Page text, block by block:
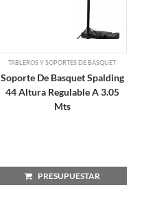
TABLEROS Y SOPORTES DE BASQUET
Soporte De Basquet Spalding
44 Altura Regulable A 3.05
Mts
PRESUPUESTAR